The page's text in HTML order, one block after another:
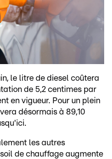
le litre de diesel coûtera
de 5,2 centimes par
en vigueur. Pour un plein
désormais à 89,10
les autres
de chauffage augmente